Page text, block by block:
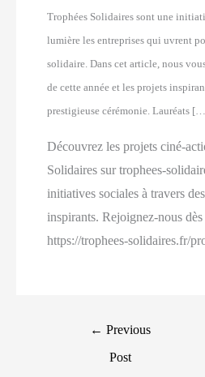
Trophées Solidaires sont une
lumière les entreprises qui uvrent
solidaire. Dans cet article, nous
de cette année et les projets
prestigieuse cérémonie. Lauréats
Découvrez les projets ciné-
Solidaires sur trophees-
initiatives sociales à travers
inspirants. Rejoignez-nous
https://trophees-solidaires.fr/
← Previous
Post